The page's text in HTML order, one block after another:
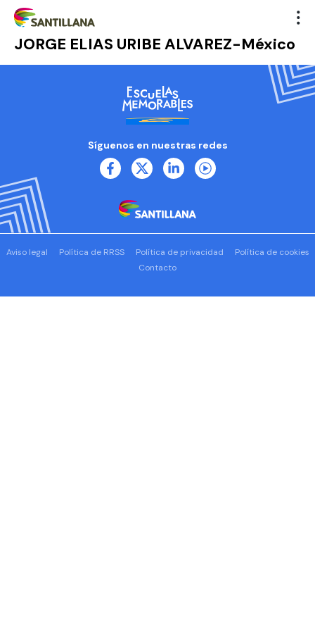
JORGE ELIAS URIBE ALVAREZ-México
Síguenos en nuestras redes
Aviso legal Política de RRSS Política de privacidad
Política de cookies
Contacto